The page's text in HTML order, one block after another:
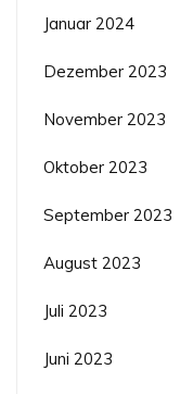
Januar 2024
Dezember 2023
November 2023
Oktober 2023
September 2023
August 2023
Juli 2023
Juni 2023